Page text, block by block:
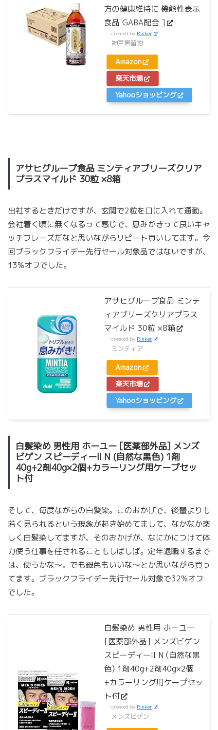
方の健康維持に 機能性表示
食品 GABA配合 ]
created by Rinker
神戸居留地
Amazon
楽天市場
Yahooショッピング
アサヒグループ食品 ミンティアブリーズクリア
プラスマイルド 30粒 ×8箱
出社するときだけですが、玄関で2粒を口に入れて通勤。
会社着く頃に無くなるって感じで、息みがきって良いキャ
ッチフレーズだなと思いながらリピート買いしてます。今
回ブラックフライデー先行セール対象品ではないですが、
13%オフでした。
アサヒグループ食品 ミンテ
ィアブリーズクリアプラス
マイルド 30粒 ×8箱
created by Rinker
ミンティア
Amazon
楽天市場
Yahooショッピング
白髪染め 男性用 ホーユー [医薬部外品] メンズ
ビゲン スピーディーII N (自然な黒色) 1剤
40g+2剤40g×2個+カラーリング用ケープセッ
ト付
そして、毎度ながらの白髪染。このおかげで、後輩よりも
若く見られるという現象が起き始めてまして、なかなか楽
しく白髪染してますが、そのおかげが、なにかにつけて体
力使う仕事を任されることもしばしば。定年退職するまで
は、使うかな〜。でも銀色もいいな〜とか思いながら買っ
てます。ブラックフライデー先行セール対象で32%オフ
でした。
白髪染め 男性用 ホーユー
[医薬部外品] メンズビゲン
スピーディーII N (自然な黒
色) 1剤40g+2剤40g×2個
+カラーリング用ケープセッ
ト付
created by Rinker
メンズビゲン